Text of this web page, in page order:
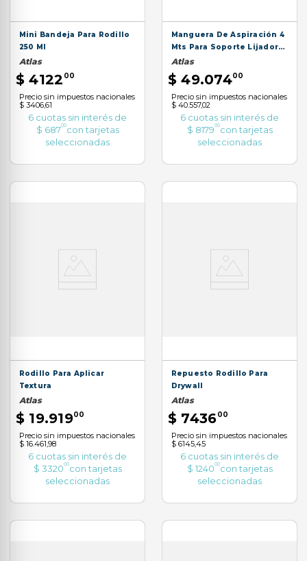
Mini Bandeja Para Rodillo
250 Ml
Atlas
$ 4122 00
Precio sin impuestos nacionales
$ 3406,61
6 cuotas sin interés de
$ 68700con tarjetas
seleccionadas
Manguera De Aspiración 4
Mts Para Soporte Lijador
AT200/4
Atlas
$ 49.07400
Precio sin impuestos nacionales
$ 40.557,02
6 cuotas sin interés de
$ 817900con tarjetas
seleccionadas
Rodillo Para Aplicar
Textura
Atlas
$ 19.91900
Precio sin impuestos nacionales
$ 16.461,98
6 cuotas sin interés de
$ 332000con tarjetas
seleccionadas
Repuesto Rodillo Para
Drywall
Atlas
$ 743600
Precio sin impuestos nacionales
$ 6145,45
6 cuotas sin interés de
$ 124000con tarjetas
seleccionadas